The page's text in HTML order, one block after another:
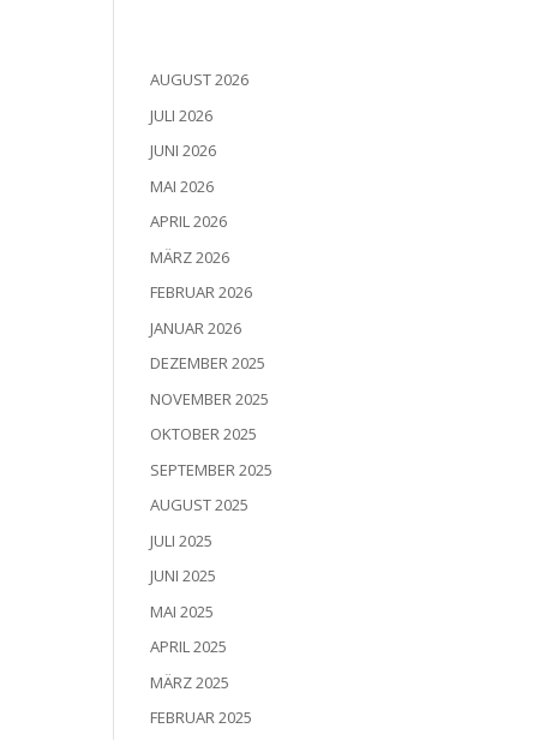
AUGUST 2026
JULI 2026
JUNI 2026
MAI 2026
APRIL 2026
MÄRZ 2026
FEBRUAR 2026
JANUAR 2026
DEZEMBER 2025
NOVEMBER 2025
OKTOBER 2025
SEPTEMBER 2025
AUGUST 2025
JULI 2025
JUNI 2025
MAI 2025
APRIL 2025
MÄRZ 2025
FEBRUAR 2025